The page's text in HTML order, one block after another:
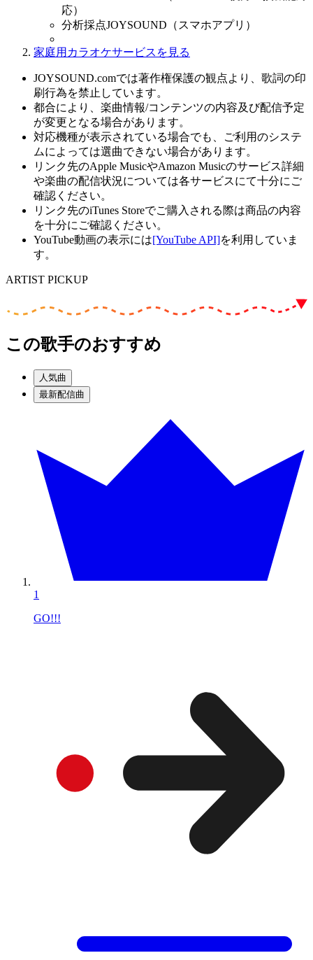
応）
分析採点JOYSOUND（スマホアプリ）
家庭用カラオケサービスを見る
JOYSOUND.comでは著作権保護の観点より、歌詞の印
刷行為を禁止しています。
都合により、楽曲情報/コンテンツの内容及び配信予定
が変更となる場合があります。
対応機種が表示されている場合でも、ご利用のシステ
ムによっては選曲できない場合があります。
リンク先のApple MusicやAmazon Musicのサービス詳細
や楽曲の配信状況については各サービスにて十分にご
確認ください。
リンク先のiTunes Storeでご購入される際は商品の内容
を十分にご確認ください。
YouTube動画の表示には[YouTube API]を利用していま
す。
ARTIST PICKUP
この歌手のおすすめ
人気曲
最新配信曲
1
GO!!!